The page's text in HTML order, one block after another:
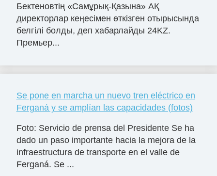
Бектеновтің «Самұрық-Қазына» АҚ
директорлар кеңесімен өткізген отырысында
белгілі болды, деп хабарлайды 24KZ.
Премьер...
Se pone en marcha un nuevo tren eléctrico en
Ferganá y se amplían las capacidades (fotos)
Foto: Servicio de prensa del Presidente Se ha
dado un paso importante hacia la mejora de la
infraestructura de transporte en el valle de
Ferganá. Se ...